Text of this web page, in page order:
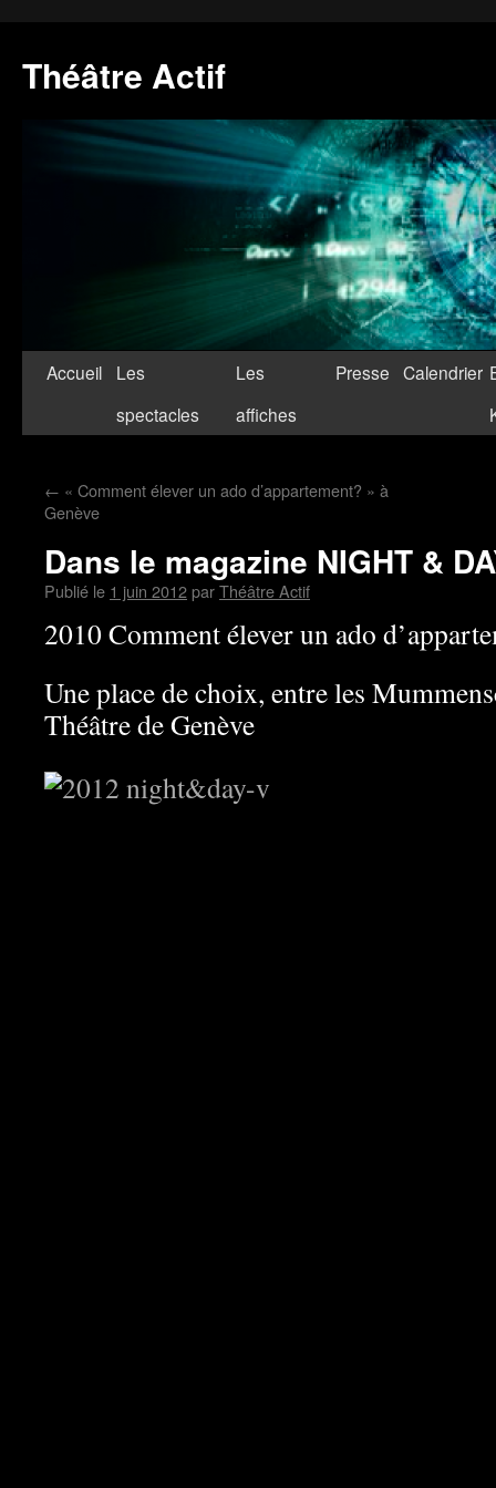
Théâtre Actif
Accueil
Les
spectacles
Les
affiches
Presse Calendrier
← « Comment élever un ado d’appartement? » à
Genève
Dans le magazine NIGHT &
Publié le 1 juin 2012parThéâtre Actif
2010 Comment élever un ado
Une place de choix, entre les
Théâtre de Genève